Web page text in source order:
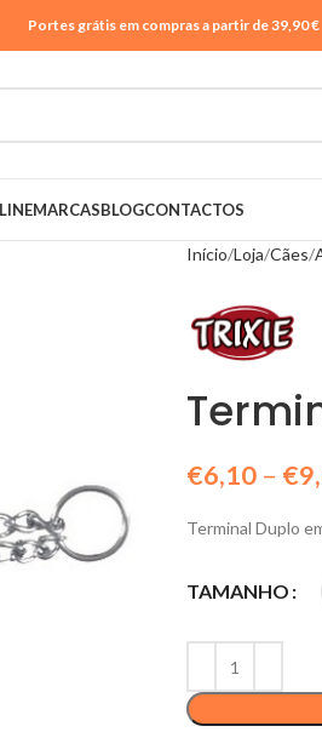
Portes grátis em compras a partir de 39,90 €
MARCASBLOGCONTACTOS
Início Loja Cães
€6,10– €
Terminal Duplo
TAMANHO